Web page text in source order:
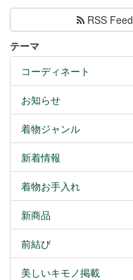
RSS Feed
テーマ
コーディネート
お知らせ
着物ジャンル
新着情報
着物お手入れ
新商品
前結び
美しいキモノ掲載